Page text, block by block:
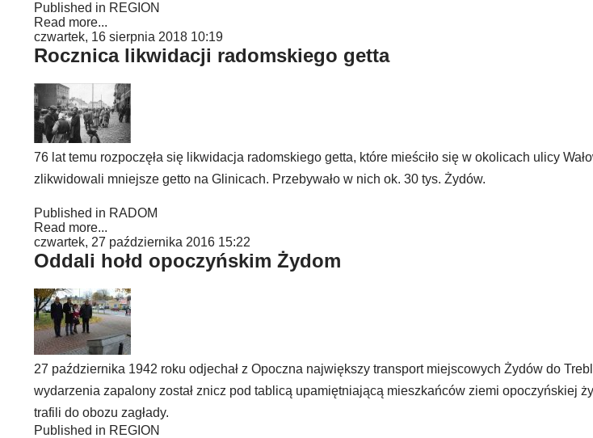
Published in REGION
Read more...
czwartek, 16 sierpnia 2018 10:19
Rocznica likwidacji radomskiego getta
76 lat temu rozpoczęła się likwidacja radomskiego getta, które mieściło się w okolicach ulicy
zlikwidowali mniejsze getto na Glinicach. Przebywało w nich ok. 30 tys. Żydów.
Published in RADOM
Read more...
czwartek, 27 października 2016 15:22
Oddali hołd opoczyńskim Żydom
27 października 1942 roku odjechał z Opoczna największy transport miejscowych Żydów do
wydarzenia zapalony został znicz pod tablicą upamiętniającą mieszkańców ziemi opoczyńskiej
trafili do obozu zagłady.
Published in REGION